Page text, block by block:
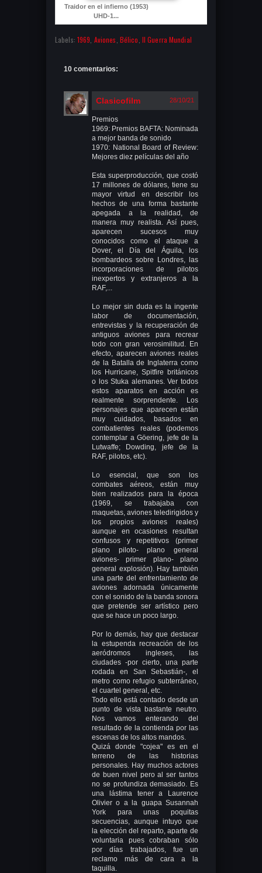
Traidor en el infierno (1953)
UHD-1...
Labels: 1969 Aviones Bélico II Guerra Mundial
10 comentarios:
Clasicofilm 28/10/21
Premios
1969: Premios BAFTA: Nominada
a mejor banda de sonido
1970: National Board of Review:
Mejores diez películas del año
Esta superproducción, que costó
17 millones de dólares, tiene su
mayor virtud en describir los
hechos de una forma bastante
apegada a la realidad, de
manera muy realista. Así pues,
aparecen sucesos muy
conocidos como el ataque a
Dover, el Día del Águila, los
bombardeos sobre Londres, las
incorporaciones de pilotos
inexpertos y extranjeros a la
RAF,...
Lo mejor sin duda es la ingente
labor de documentación,
entrevistas y la recuperación de
antiguos aviones para recrear
todo con gran verosimilitud. En
efecto, aparecen aviones reales
de la Batalla de Inglaterra como
los Hurricane, Spitfire británicos
o los Stuka alemanes. Ver todos
estos aparatos en acción es
realmente sorprendente. Los
personajes que aparecen están
muy cuidados, basados en
combatientes reales (podemos
contemplar a Göering, jefe de la
Lutwaffe; Dowding, jefe de la
RAF, pilotos, etc).
Lo esencial, que son los
combates aéreos, están muy
bien realizados para la época
(1969, se trabajaba con
maquetas, aviones teledirigidos y
los propios aviones reales)
aunque en ocasiones resultan
confusos y repetitivos (primer
plano piloto- plano general
aviones- primer plano- plano
general explosión). Hay también
una parte del enfrentamiento de
aviones adornada únicamente
con el sonido de la banda sonora
que pretende ser artístico pero
que se hace un poco largo.
Por lo demás, hay que destacar
la estupenda recreación de los
aeródromos ingleses, las
ciudades -por cierto, una parte
rodada en San Sebastián-, el
metro como refugio subterráneo,
el cuartel general, etc.
Todo ello está contado desde un
punto de vista bastante neutro.
Nos vamos enterando del
resultado de la contienda por las
escenas de los altos mandos.
Quizá donde "cojea" es en el
terreno de las historias
personales. Hay muchos actores
de buen nivel pero al ser tantos
no se profundiza demasiado. Es
una lástima tener a Laurence
Olivier o a la guapa Susannah
York para unas poquitas
secuencias, aunque intuyo que
la elección del reparto, aparte de
voluntaria pues cobraban sólo
por días trabajados, fue un
reclamo más de cara a la
taquilla.